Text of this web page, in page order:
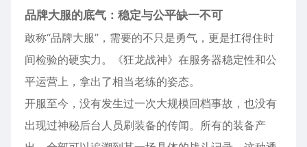
品牌大服的底气：稳定与公平缺一不可
敢称“品牌大服”，需要的不只是勇气，更是扛得住时
间检验的硬实力。《狂龙战神》在服务器稳定性和公
平运营上，拿出了相当老练的姿态。
开服至今，没有发生过一次大规模回档事故，也没有
出现过神秘后台人员刷装备的传闻。所有的装备产